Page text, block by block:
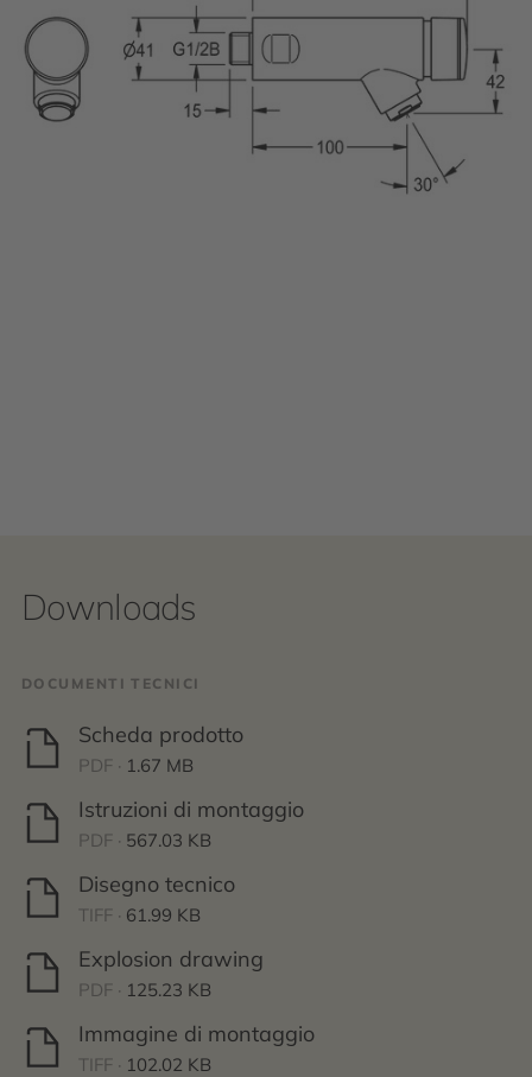
Downloads
DOCUMENTI TECNICI
Scheda prodotto
PDF · 1.67 MB
Istruzioni di montaggio
PDF · 567.03 KB
Disegno tecnico
TIFF · 61.99 KB
Explosion drawing
PDF · 125.23 KB
Immagine di montaggio
TIFF · 102.02 KB